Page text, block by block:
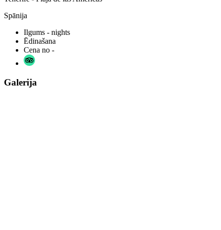
Spānija
Ilgums - nights
Ēdinašana
Cena no -
Galerija